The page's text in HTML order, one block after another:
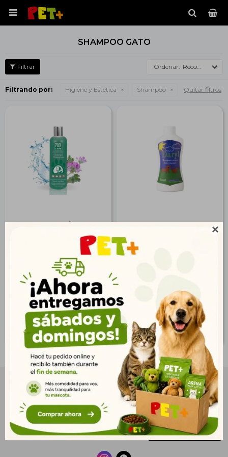


SHAMPOO GATO
Recomendados
Filtrando por: Higiene y Estética Shampoo Quitar filtros
Shampoo P/Gatos
Repelente de Insectos
525
$ 379
$ 425
Shampoo Seco 100 gr
$ 239
NEWSLETTER
¡Suscribite y recibí todas nuestras novedades!
SUSCRIBIRME